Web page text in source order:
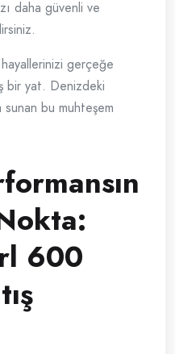
daha güvenli ve
gerçeğe
bir yat. Denizdeki
bu muhteşem
600